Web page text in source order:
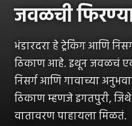
जवळची
भंडारदरा हे ट्रेकिंग आणि
ठिकाण आहे. इथून जवळचं
निसर्ग आणि गावाच्या
ठिकाण म्हणजे इगतपुरी,
वातावरण पाहायला मिळतं.